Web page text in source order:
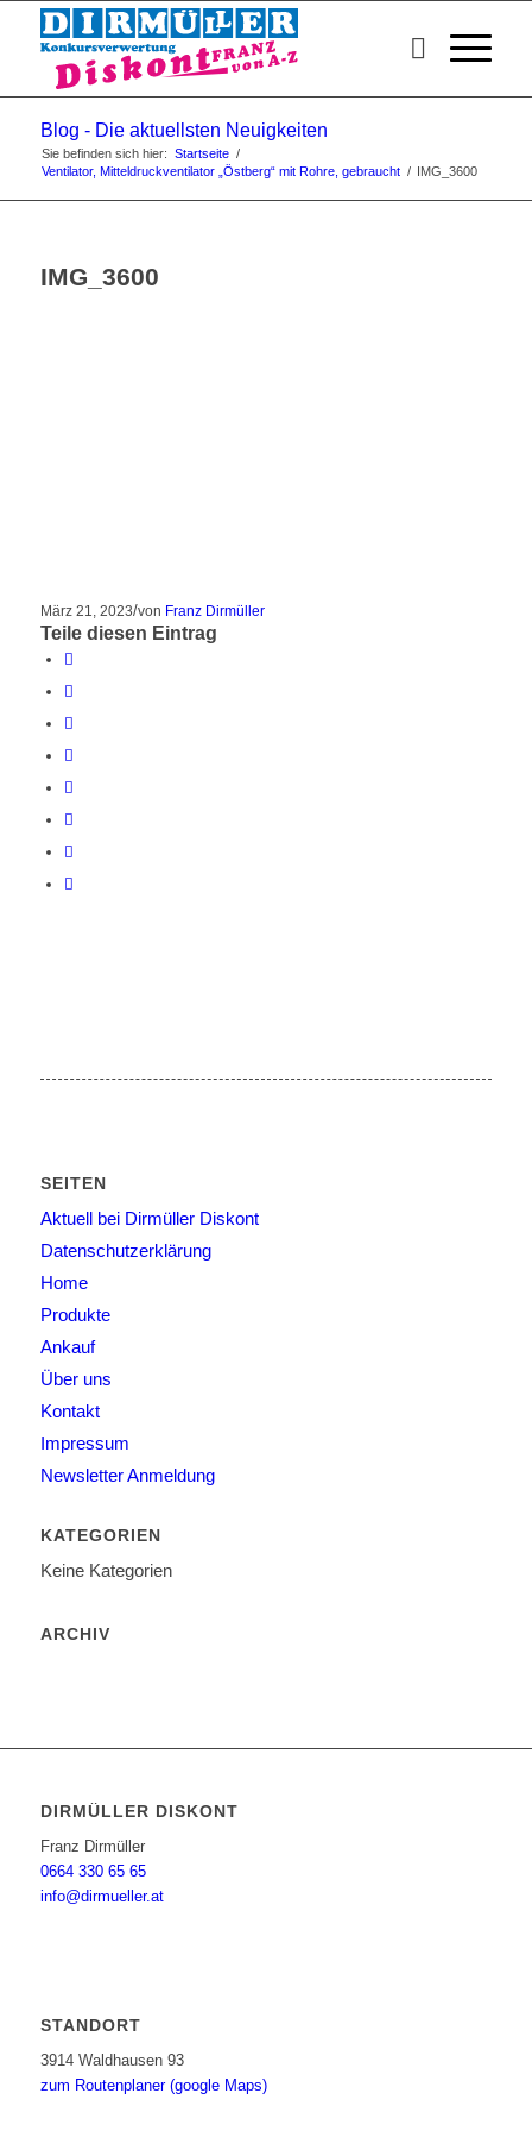
Blog - Die aktuellsten Neuigkeiten
Sie befinden sich hier: Startseite /
Ventilator, Mitteldruckventilator „Östberg“ mit Rohre, gebraucht / IMG_3600
IMG_3600
März 21, 2023/von Franz Dirmüller
Teile diesen Eintrag
SEITEN
Aktuell bei Dirmüller Diskont
Datenschutzerklärung
Home
Produkte
Ankauf
Über uns
Kontakt
Impressum
Newsletter Anmeldung
KATEGORIEN
Keine Kategorien
ARCHIV
DIRMÜLLER DISKONT
Franz Dirmüller
0664 330 65 65
info@dirmueller.at
STANDORT
3914 Waldhausen 93
zum Routenplaner (google Maps)